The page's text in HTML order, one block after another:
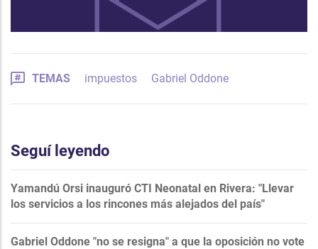
TEMAS impuestos Gabriel Oddone
Seguí leyendo
Yamandú Orsi inauguró CTI Neonatal en Rivera: "Llevar
los servicios a los rincones más alejados del país"
Gabriel Oddone "no se resigna" a que la oposición no vote